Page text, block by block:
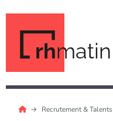
rhmatin
Recrutement & Talents